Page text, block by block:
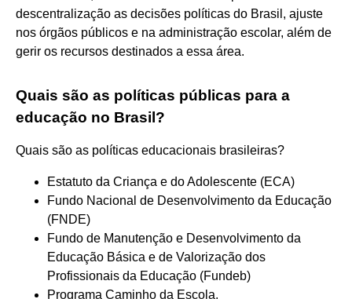
descentralização as decisões políticas do Brasil, ajuste
nos órgãos públicos e na administração escolar, além de
gerir os recursos destinados a essa área.
Quais são as políticas públicas para a
educação no Brasil?
Quais são as políticas educacionais brasileiras?
Estatuto da Criança e do Adolescente (ECA)
Fundo Nacional de Desenvolvimento da Educação
(FNDE)
Fundo de Manutenção e Desenvolvimento da
Educação Básica e de Valorização dos
Profissionais da Educação (Fundeb)
Programa Caminho da Escola.